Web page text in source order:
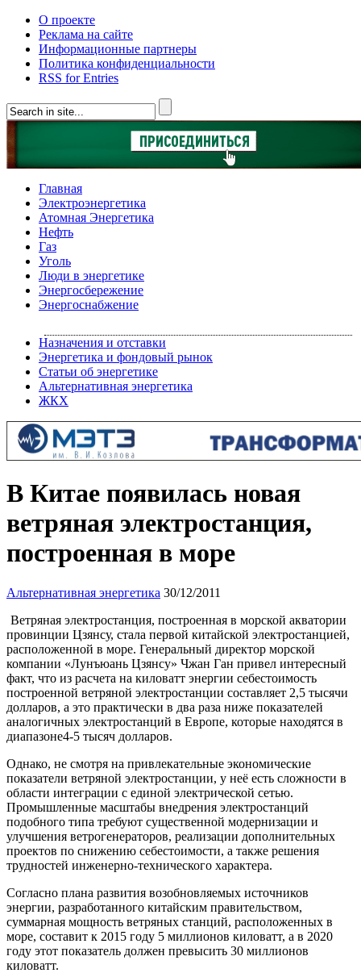
О проекте
Реклама на сайте
Информационные партнеры
Политика конфиденциальности
RSS for Entries
Главная
Электроэнергетика
Атомная Энергетика
Нефть
Газ
Уголь
Люди в энергетике
Энергосбережение
Энергоснабжение
Назначения и отставки
Энергетика и фондовый рынок
Статьи об энергетике
Альтернативная энергетика
ЖКХ
В Китае появилась новая
ветряная электростанция,
построенная в море
Альтернативная энергетика 30/12/2011
Ветряная электростанция, построенная в морской акватории
провинции Цзянсу, стала первой китайской электростанцией,
расположенной в море. Генеральный директор морской
компании «Лунъюань Цзянсу» Чжан Ган привел интересный
факт, что из расчета на киловатт энергии себестоимость
построенной ветряной электростанции составляет 2,5 тысячи
долларов, а это практически в два раза ниже показателей
аналогичных электростанций в Европе, которые находятся в
диапазоне4-5 тысяч долларов.
Однако, не смотря на привлекательные экономические
показатели ветряной электростанции, у неё есть сложности в
области интеграции с единой электрической сетью.
Промышленные масштабы внедрения электростанций
подобного типа требуют существенной модернизации и
улучшения ветрогенераторов, реализации дополнительных
проектов по снижению себестоимости, а также решения
трудностей инженерно-технического характера.
Согласно плана развития возобновляемых источников
энергии, разработанного китайским правительством,
суммарная мощность ветряных станций, расположенных в
море, составит к 2015 году 5 миллионов киловатт, а в 2020
году этот показатель должен превысить 30 миллионов
киловатт.